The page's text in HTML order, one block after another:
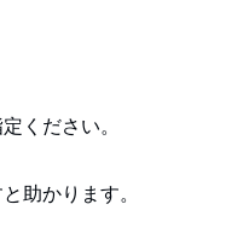
ください。
助かります。